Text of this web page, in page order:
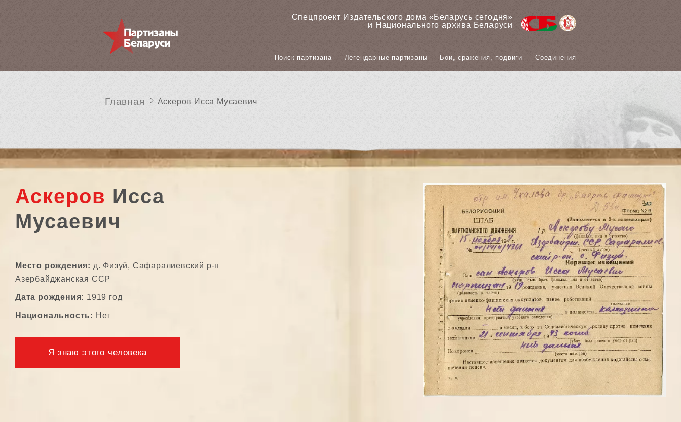
Спецпроект Издательского дома «‎Беларусь сегодня»
и Национального архива Беларуси
Поиск партизана Легендарные партизаны Бои, сражения, подвиги Соединения
Главная Аскеров Исса Мусаевич
Аскеров Исса
Мусаевич
Место рождения: д. Физуй, Сафаралиевский р-н
Азербайджанская ССР
Дата рождения: 1919 год
Национальность: Нет
Я знаю этого человека